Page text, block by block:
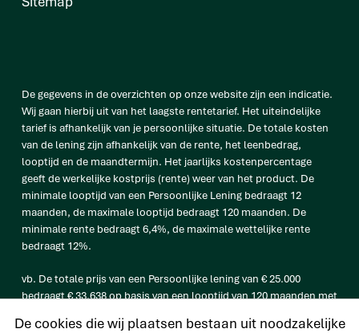
De gegevens in de overzichten op onze website zijn een indicatie.
Wij gaan hierbij uit van het laagste rentetarief. Het uiteindelijke
tarief is afhankelijk van je persoonlijke situatie. De totale kosten
van de lening zijn afhankelijk van de rente, het leenbedrag,
looptijd en de maandtermijn. Het jaarlijks kostenpercentage
geeft de werkelijke kostprijs (rente) weer van het product. De
minimale looptijd van een Persoonlijke Lening bedraagt 12
maanden, de maximale looptijd bedraagt 120 maanden. De
minimale rente bedraagt 6,4%, de maximale wettelijke rente
bedraagt 12%.
vb. De totale prijs van een Persoonlijke lening van € 25.000
bedraagt € 33.638 op basis van een looptijd van 120 maanden met
De cookies die wij plaatsen bestaan uit noodzakelijke